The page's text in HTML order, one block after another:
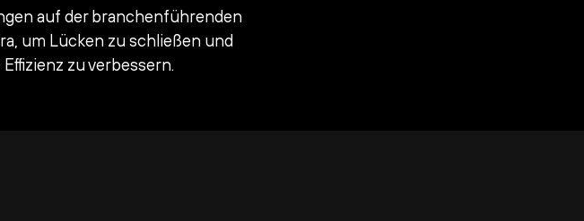
auf der branchenführenden
um Lücken zu schließen und
zu verbessern.